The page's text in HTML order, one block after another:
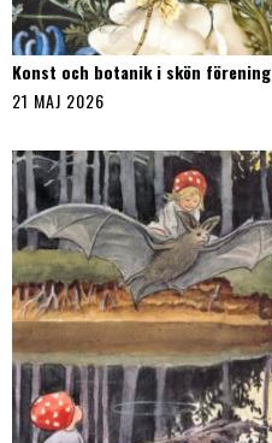
Konst och botanik i skön förening
21 MAJ 2026